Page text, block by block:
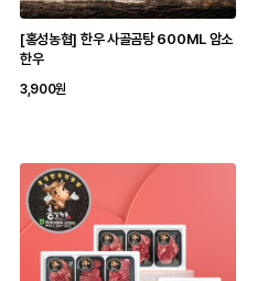
[홍성농협] 한우 사골곰탕 600ML 암소
한우
3,900원